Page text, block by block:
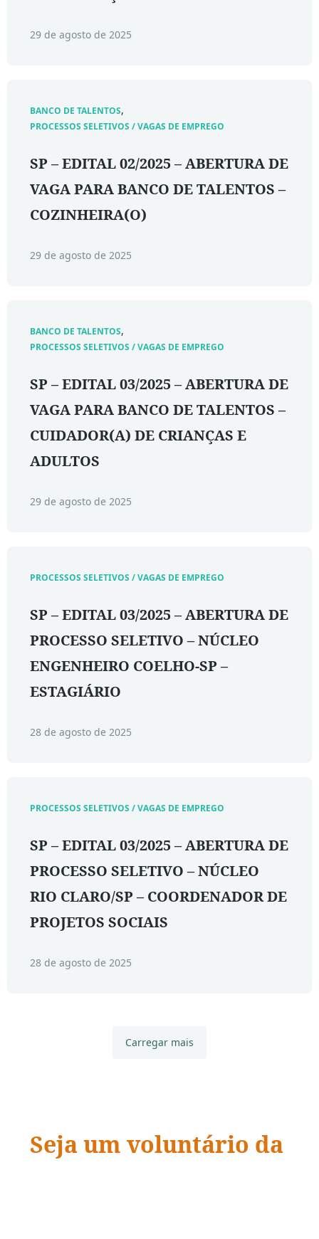
29 de agosto de 2025
BANCO DE TALENTOS,
PROCESSOS SELETIVOS / VAGAS DE EMPREGO
SP – EDITAL 02/2025 – ABERTURA DE
VAGA PARA BANCO DE TALENTOS –
COZINHEIRA(O)
29 de agosto de 2025
BANCO DE TALENTOS,
PROCESSOS SELETIVOS / VAGAS DE EMPREGO
SP – EDITAL 03/2025 – ABERTURA DE
VAGA PARA BANCO DE TALENTOS –
CUIDADOR(A) DE CRIANÇAS E
ADULTOS
29 de agosto de 2025
PROCESSOS SELETIVOS / VAGAS DE EMPREGO
SP – EDITAL 03/2025 – ABERTURA DE
PROCESSO SELETIVO – NÚCLEO
ENGENHEIRO COELHO-SP –
ESTAGIÁRIO
28 de agosto de 2025
PROCESSOS SELETIVOS / VAGAS DE EMPREGO
SP – EDITAL 03/2025 – ABERTURA DE
PROCESSO SELETIVO – NÚCLEO
RIO CLARO/SP – COORDENADOR DE
PROJETOS SOCIAIS
28 de agosto de 2025
Carregar mais
Seja um voluntário da